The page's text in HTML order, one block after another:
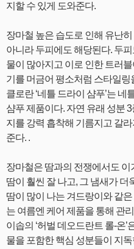
지할 수 있게 도와준다.
장마철 높은 습도로 인해 유난
아니라 두피에도 해당된다. 두
물이 많아지고 이로 인한 트러
기를 머금어 평소처럼 스타일
클로란 ‘네틀 드라이 샴푸’는 네
샴푸 제품이다. 자연 유래 성분
지를 강력 흡착해 기름지고 갈
준다. .
장마철은 땀과의 전쟁에서도 이
땀이 훨씬 잘 나고, 그 냄새가
땀이 많이 나는 겨드랑이와 같
는 여름엔 케어 제품을 통해 관
이솝의 ‘허벌 데오드란트 롤-온
물을 포함한 핵심 성분들이 지